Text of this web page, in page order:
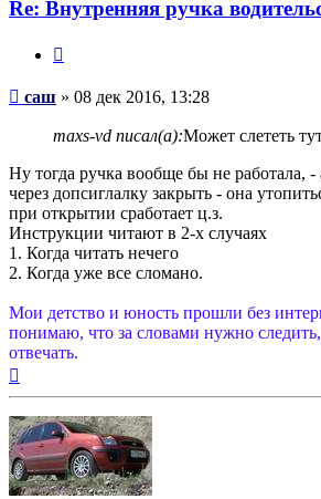
Re: Внутренняя ручка
Сообщение
саш » 08 дек 2016, 13:28
maxs-vd писал(а):Может слететь
Ну тогда ручка вообще бы не работала, -
через допсиглалку закрыть - она
при открытии сработает ц.з.
Инструкции читают в 2-х случаях
1. Когда читать нечего
2. Когда уже все сломано.
Мои детство и юность прошли без
понимаю, что за словами нужно
отвечать.